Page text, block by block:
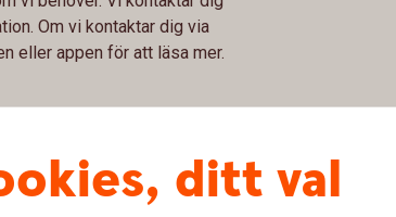
Om vi kontaktar dig via
eller appen för att läsa mer.
uppger du lösenord ochditt val